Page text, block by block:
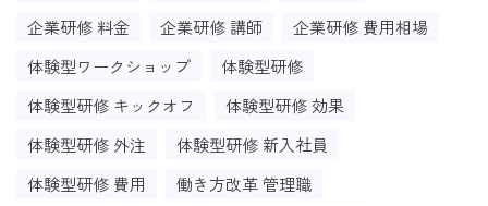
企業研修 料金
企業研修 講師
企業研修 費用相場
体験型ワークショップ
体験型研修
体験型研修 キックオフ
体験型研修 効果
体験型研修 外注
体験型研修 新入社員
体験型研修 費用
働き方改革 管理職